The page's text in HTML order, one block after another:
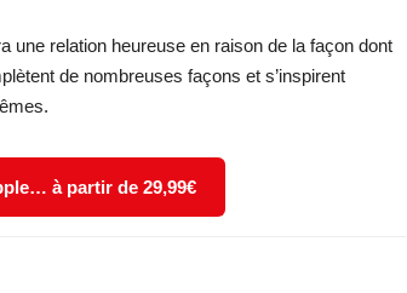
une relation heureuse en raison de la façon dont
de nombreuses façons et s’inspirent
à partir de 29,99€